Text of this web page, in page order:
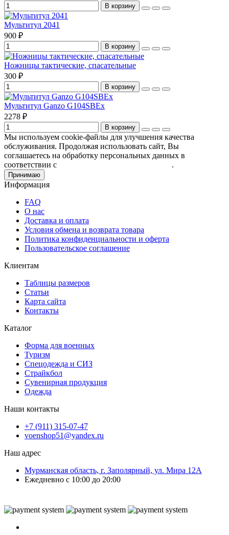
В корзину
Мультитул 2041
900 ₽
В корзину
Ножницы тактические, спасательные
300 ₽
В корзину
Мультитул Ganzo G104SBEx
2278 ₽
В корзину
Мы используем cookie-файлы для улучшения качества
обслуживания. Продолжая использовать сайт, Вы
соглашаетесь на обработку персональных данных в
соответствии с
.
Принимаю
Информация
FAQ
О нас
Доставка и оплата
Условия обмена и возврата товара
Политика конфиденциальности и оферта
Пользовательское соглашение
Клиентам
Таблицы размеров
Статьи
Карта сайта
Контакты
Каталог
Форма для военных
Туризм
Спецодежда и СИЗ
Страйкбол
Сувенирная продукция
Одежда
Наши контакты
+7 (911) 315-07-47
voenshop51@yandex.ru
Наш адрес
Мурманская область, г. Заполярный, ул. Мира 12А
Ежедневно с 10:00 до 20:00